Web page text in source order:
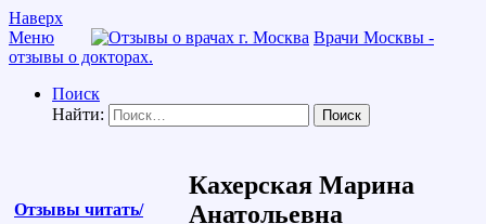
Наверх
Меню
Врачи Москвы -
отзывы о докторах.
Поиск
Найти:
Отзывы читать/
Кахерская Марина
Анатольевна